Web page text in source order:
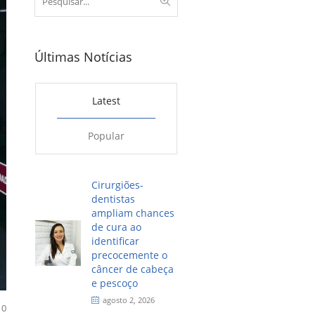
0
Últimas Notícias
Latest
Popular
Cirurgiões-
dentistas
ampliam chances
de cura ao
identificar
precocemente o
câncer de cabeça
e pescoço
agosto 2, 2026